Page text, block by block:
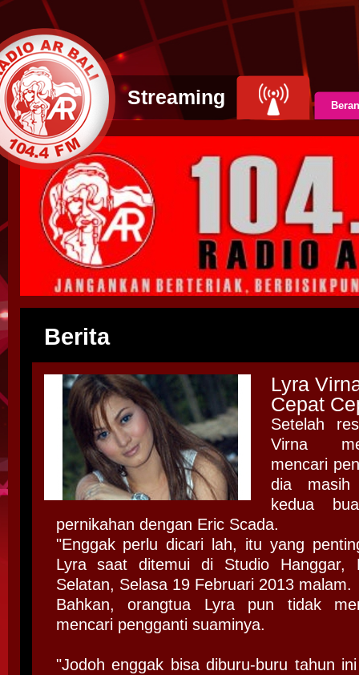
Streaming
Berita
Lyra
Cepat
Setelah
Virna
mencari
dia masih
kedua
pernikahan dengan Eric Scada.
"Enggak perlu dicari lah, itu yang
Lyra saat ditemui di Studio Hanggar,
Selatan, Selasa 19 Februari 2013 malam.
Bahkan, orangtua Lyra pun tidak
mencari pengganti suaminya.
"Jodoh enggak bisa diburu-buru tahun